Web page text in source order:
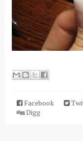
Facebook
Digg